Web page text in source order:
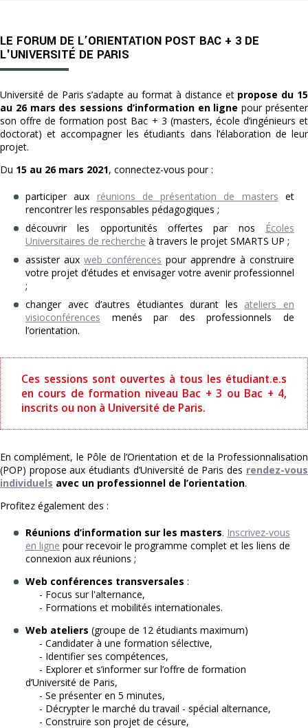
LE FORUM DE L’ORIENTATION POST BAC + 3 DE
L'UNIVERSITÉ DE PARIS
Université de Paris s’adapte au format à distance et propose du 15
au 26 mars des sessions d’information en ligne pour présenter
son offre de formation post Bac + 3 (masters, école d’ingénieurs et
doctorat) et accompagner les étudiants dans l’élaboration de leur
projet.
Du 15 au 26 mars 2021, connectez-vous pour :
participer aux réunions de présentation de masters et
rencontrer les responsables pédagogiques ;
découvrir les opportunités offertes par nos
Écoles
Universitaires de recherche à travers le projet SMARTS UP ;
assister aux web conférences pour apprendre à construire
votre projet d’études et envisager votre avenir professionnel
;
changer avec d’autres étudiantes durant les ateliers en
visioconférences menés par des professionnels de
l’orientation.
Ces sessions sont ouvertes à tous les étudiant.e.s
en cours de formation niveau Bac + 3 ou Bac + 4,
inscrits ou non à Université de Paris.
En complément, le Pôle de l’Orientation et de la Professionnalisation
(POP) propose aux étudiants d’Université de Paris des rendez-vous
individuels avec un professionnel de l’orientation.
Profitez également des :
Réunions d’information sur les masters. Inscrivez-vous
en ligne pour recevoir le programme complet et les liens de
connexion aux réunions ;
Web conférences transversales :
- Focus sur l'alternance,
- Formations et mobilités internationales.
Web ateliers (groupe de 12 étudiants maximum)
- Candidater à une formation sélective,
- Identifier ses compétences,
- Explorer et s’informer sur l’offre de formation
d’Université de Paris,
- Se présenter en 5 minutes,
- Décrypter le marché du travail - spécial alternance,
- Construire son projet de césure,